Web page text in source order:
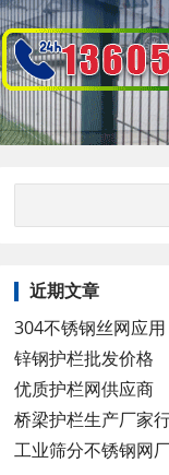
近期文章
304不锈钢丝网应用
锌钢护栏批发价格
优质护栏网供应商
桥梁护栏生产厂家
工业筛分不锈钢网